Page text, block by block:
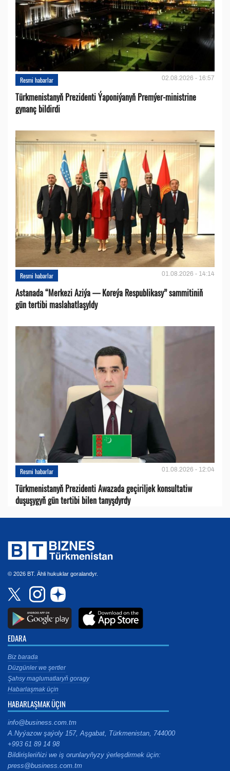
Resmi habarlar 02.08.2026 - 16:57
Türkmenistanyň Prezidenti Ýaponiýanyň Premýer-ministrine
gynanç bildirdi
Resmi habarlar 01.08.2026 - 14:14
Astanada “Merkezi Aziýa — Koreýa Respublikasy” sammitiniň
gün tertibi maslahatlaşyldy
Resmi habarlar 01.08.2026 - 12:04
Türkmenistanyň Prezidenti Awazada geçiriljek konsultatiw
duşuşygyň gün tertibi bilen tanyşdyrdy
© 2026 BT. Ähli hukuklar goralandyr.
EDARA
Biz barada
Düzgünler we şertler
Şahsy maglumatlaryň goragy
Habarlaşmak üçin
HABARLAŞMAK ÜÇIN
info@business.com.tm
A.Nyýazow şaýoly 157, Aşgabat, Türkmenistan, 744000
+993 61 89 14 98
Bildirişleriňizi we iş orunlaryňyzy ýerleşdirmek üçin:
press@business.com.tm